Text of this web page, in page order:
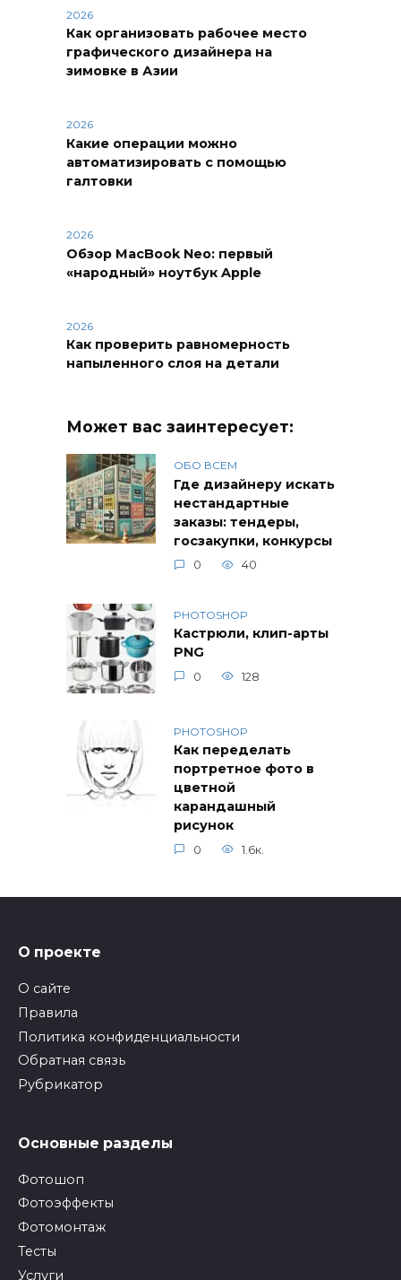
2026
Как организовать рабочее место
графического дизайнера на
зимовке в Азии
2026
Какие операции можно
автоматизировать с помощью
галтовки
2026
Обзор MacBook Neo: первый
«народный» ноутбук Apple
2026
Как проверить равномерность
напыленного слоя на детали
Может вас заинтересует:
ОБО ВСЕМ
Где дизайнеру искать
нестандартные
заказы: тендеры,
госзакупки, конкурсы
0 40
PHOTOSHOP
Кастрюли, клип-арты
PNG
0 128
PHOTOSHOP
Как переделать
портретное фото в
цветной
карандашный
рисунок
0 1.6к.
О проекте
О сайте
Правила
Политика конфиденциальности
Обратная связь
Рубрикатор
Основные разделы
Фотошоп
Фотоэффекты
Фотомонтаж
Тесты
Услуги